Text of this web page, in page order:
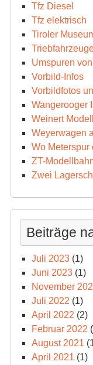
Tfz Diesel
Tfz elektrisch
Tiroler
Umspuren
Vorbild-Infos
Vorbildfotos
Wangerooger
Weinert
Weyerwagen
Wo Meterspur
ZT-
Zwei
Beiträge
Juli 2023(1)
Juni 2023(1)
November
Juli 2022 (1)
April 2022 (2)
Februar 2022
August 2021
April 2021 (1)